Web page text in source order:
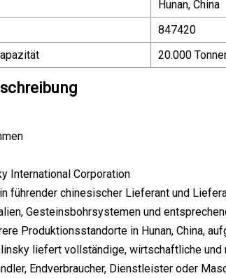
Hunan, China
847420
20.000
International Corporation
führender chinesischer Lieferant und
Gesteinsbohrsystemen und
Produktionsstandorte in Hunan, China,
liefert vollständige, wirtschaftliche
Endverbraucher, Dienstleister oder